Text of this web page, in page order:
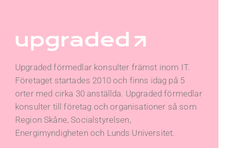
Upgraded förmedlar konsulter främst inom IT.
Företaget startades 2010 och finns idag på 5
orter med cirka 30 anställda. Upgraded förmedlar
konsulter till företag och organisationer så som
Region Skåne, Socialstyrelsen,
Energimyndigheten och Lunds Universitet.